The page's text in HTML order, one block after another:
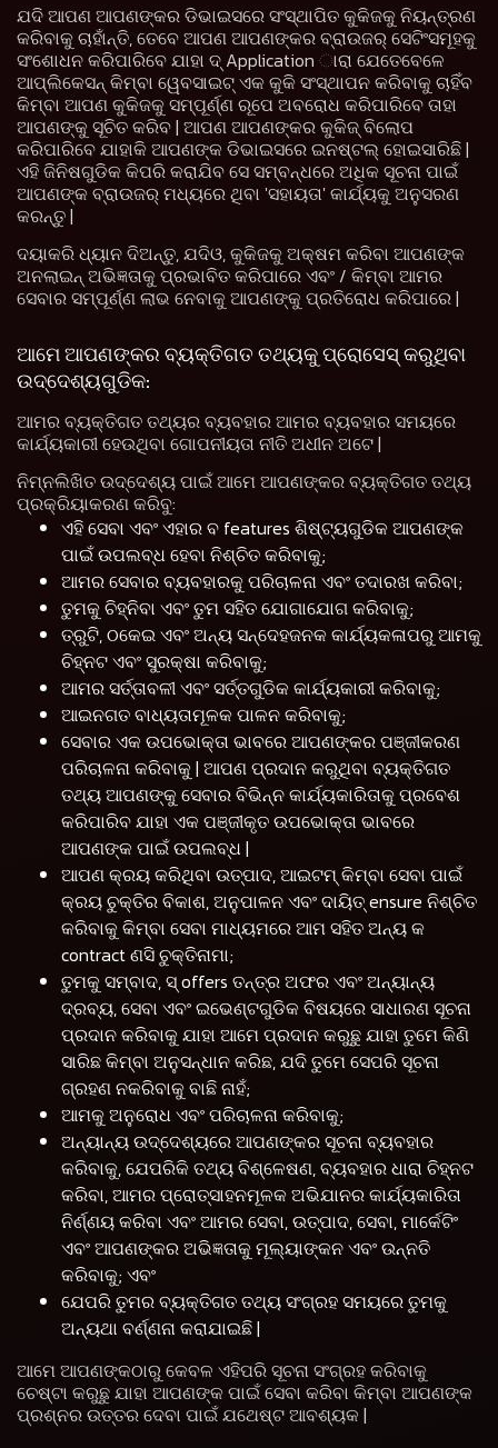
ଯଦି ଆପଣ ଆପଣଙ୍କର ଡିଭାଇସରେ ସଂସ୍ଥାପିତ କୁକିଜକୁ ନିୟନ୍ତ୍ରଣ
କରିବାକୁ ଚାହାଁନ୍ତି, ତେବେ ଆପଣ ଆପଣଙ୍କର ବ୍ରାଉଜର୍ ସେଟିଂସମୂହକୁ
ସଂଶୋଧନ କରିପାରିବେ ଯାହା ଦ୍ Application ାରା ଯେତେବେଳେ
ଆପ୍ଲିକେସନ୍ କିମ୍ବା ୱେବସାଇଟ୍ ଏକ କୁକି ସଂସ୍ଥାପନ କରିବାକୁ ଚାହିଁବ
କିମ୍ବା ଆପଣ କୁକିଜକୁ ସମ୍ପୂର୍ଣ୍ଣ ରୂପେ ଅବରୋଧ କରିପାରିବେ ତାହା
ଆପଣଙ୍କୁ ସୂଚିତ କରିବ | ଆପଣ ଆପଣଙ୍କର କୁକିଜ୍ ବିଲୋପ
କରିପାରିବେ ଯାହାକି ଆପଣଙ୍କ ଡିଭାଇସରେ ଇନଷ୍ଟଲ୍ ହୋଇସାରିଛି |
ଏହି ଜିନିଷଗୁଡିକ କିପରି କରାଯିବ ସେ ସମ୍ବନ୍ଧରେ ଅଧିକ ସୂଚନା ପାଇଁ
ଆପଣଙ୍କ ବ୍ରାଉଜର୍ ମଧ୍ୟରେ ଥିବା 'ସହାୟତା' କାର୍ଯ୍ୟକୁ ଅନୁସରଣ
କରନ୍ତୁ |
ଦୟାକରି ଧ୍ୟାନ ଦିଅନ୍ତୁ, ଯଦିଓ, କୁକିଜକୁ ଅକ୍ଷମ କରିବା ଆପଣଙ୍କ
ଅନଲାଇନ୍ ଅଭିଜ୍ଞତାକୁ ପ୍ରଭାବିତ କରିପାରେ ଏବଂ / କିମ୍ବା ଆମର
ସେବାର ସମ୍ପୂର୍ଣ୍ଣ ଲାଭ ନେବାକୁ ଆପଣଙ୍କୁ ପ୍ରତିରୋଧ କରିପାରେ |
ଆମେ ଆପଣଙ୍କର ବ୍ୟକ୍ତିଗତ ତଥ୍ୟକୁ ପ୍ରୋସେସ୍ କରୁଥିବା
ଉଦ୍ଦେଶ୍ୟଗୁଡିକ:
ଆମର ବ୍ୟକ୍ତିଗତ ତଥ୍ୟର ବ୍ୟବହାର ଆମର ବ୍ୟବହାର ସମୟରେ
କାର୍ଯ୍ୟକାରୀ ହେଉଥିବା ଗୋପନୀୟତା ନୀତି ଅଧୀନ ଅଟେ |
ନିମ୍ନଲିଖିତ ଉଦ୍ଦେଶ୍ୟ ପାଇଁ ଆମେ ଆପଣଙ୍କର ବ୍ୟକ୍ତିଗତ ତଥ୍ୟ
ପ୍ରକ୍ରିୟାକରଣ କରିବୁ:
ଏହି ସେବା ଏବଂ ଏହାର ବ features ଶିଷ୍ଟ୍ୟଗୁଡିକ ଆପଣଙ୍କ
ପାଇଁ ଉପଲବ୍ଧ ହେବା ନିଶ୍ଚିତ କରିବାକୁ;
ଆମର ସେବାର ବ୍ୟବହାରକୁ ପରିଚାଳନା ଏବଂ ତଦାରଖ କରିବା;
ତୁମକୁ ଚିହ୍ନିବା ଏବଂ ତୁମ ସହିତ ଯୋଗାଯୋଗ କରିବାକୁ;
ତ୍ରୁଟି, ଠକେଇ ଏବଂ ଅନ୍ୟ ସନ୍ଦେହଜନକ କାର୍ଯ୍ୟକଳାପରୁ ଆମକୁ
ଚିହ୍ନଟ ଏବଂ ସୁରକ୍ଷା କରିବାକୁ;
ଆମର ସର୍ତ୍ତାବଳୀ ଏବଂ ସର୍ତ୍ତଗୁଡିକ କାର୍ଯ୍ୟକାରୀ କରିବାକୁ;
ଆଇନଗତ ବାଧ୍ୟତାମୂଳକ ପାଳନ କରିବାକୁ;
ସେବାର ଏକ ଉପଭୋକ୍ତା ଭାବରେ ଆପଣଙ୍କର ପଞ୍ଜୀକରଣ
ପରିଚାଳନା କରିବାକୁ | ଆପଣ ପ୍ରଦାନ କରୁଥିବା ବ୍ୟକ୍ତିଗତ
ତଥ୍ୟ ଆପଣଙ୍କୁ ସେବାର ବିଭିନ୍ନ କାର୍ଯ୍ୟକାରିତାକୁ ପ୍ରବେଶ
କରିପାରିବ ଯାହା ଏକ ପଞ୍ଜୀକୃତ ଉପଭୋକ୍ତା ଭାବରେ
ଆପଣଙ୍କ ପାଇଁ ଉପଲବ୍ଧ |
ଆପଣ କ୍ରୟ କରିଥିବା ଉତ୍ପାଦ, ଆଇଟମ୍ କିମ୍ବା ସେବା ପାଇଁ
କ୍ରୟ ଚୁକ୍ତିର ବିକାଶ, ଅନୁପାଳନ ଏବଂ ଦାୟିତ୍ ensure ନିଶ୍ଚିତ
କରିବାକୁ କିମ୍ବା ସେବା ମାଧ୍ୟମରେ ଆମ ସହିତ ଅନ୍ୟ କ
contract ଣସି ଚୁକ୍ତିନାମା;
ତୁମକୁ ସମ୍ବାଦ, ସ୍ offers ତନ୍ତ୍ର ଅଫର ଏବଂ ଅନ୍ୟାନ୍ୟ
ଦ୍ରବ୍ୟ, ସେବା ଏବଂ ଇଭେଣ୍ଟଗୁଡିକ ବିଷୟରେ ସାଧାରଣ ସୂଚନା
ପ୍ରଦାନ କରିବାକୁ ଯାହା ଆମେ ପ୍ରଦାନ କରୁଛୁ ଯାହା ତୁମେ କିଣି
ସାରିଛ କିମ୍ବା ଅନୁସନ୍ଧାନ କରିଛ, ଯଦି ତୁମେ ସେପରି ସୂଚନା
ଗ୍ରହଣ ନକରିବାକୁ ବାଛି ନାହଁ;
ଆମକୁ ଅନୁରୋଧ ଏବଂ ପରିଚାଳନା କରିବାକୁ;
ଅନ୍ୟାନ୍ୟ ଉଦ୍ଦେଶ୍ୟରେ ଆପଣଙ୍କର ସୂଚନା ବ୍ୟବହାର
କରିବାକୁ, ଯେପରିକି ତଥ୍ୟ ବିଶ୍ଳେଷଣ, ବ୍ୟବହାର ଧାରା ଚିହ୍ନଟ
କରିବା, ଆମର ପ୍ରୋତ୍ସାହନମୂଳକ ଅଭିଯାନର କାର୍ଯ୍ୟକାରିତା
ନିର୍ଣ୍ଣୟ କରିବା ଏବଂ ଆମର ସେବା, ଉତ୍ପାଦ, ସେବା, ମାର୍କେଟିଂ
ଏବଂ ଆପଣଙ୍କର ଅଭିଜ୍ଞତାକୁ ମୂଲ୍ୟାଙ୍କନ ଏବଂ ଉନ୍ନତି
କରିବାକୁ; ଏବଂ
ଯେପରି ତୁମର ବ୍ୟକ୍ତିଗତ ତଥ୍ୟ ସଂଗ୍ରହ ସମୟରେ ତୁମକୁ
ଅନ୍ୟଥା ବର୍ଣ୍ଣନା କରାଯାଇଛି |
ଆମେ ଆପଣଙ୍କଠାରୁ କେବଳ ଏହିପରି ସୂଚନା ସଂଗ୍ରହ କରିବାକୁ
ଚେଷ୍ଟା କରୁଛୁ ଯାହା ଆପଣଙ୍କ ପାଇଁ ସେବା କରିବା କିମ୍ବା ଆପଣଙ୍କ
ପ୍ରଶ୍ନର ଉତ୍ତର ଦେବା ପାଇଁ ଯଥେଷ୍ଟ ଆବଶ୍ୟକ |